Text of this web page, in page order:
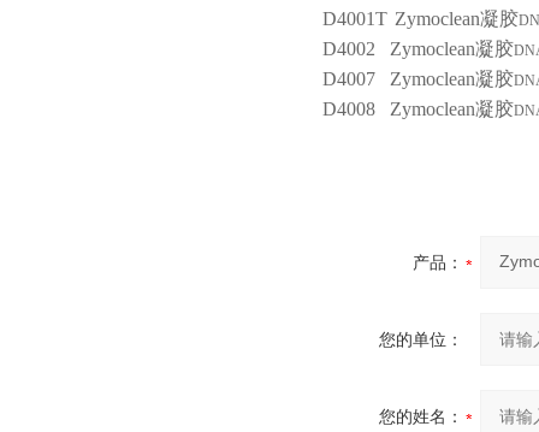
D4001T Zymoclean凝胶
D4002 Zymoclean凝胶
D4007 Zymoclean凝胶
D4008 Zymoclean凝胶
产品：
您的单位：
您的姓名：